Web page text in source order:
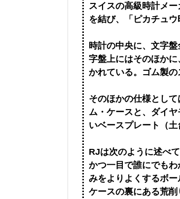
スイスの高級時計メ
を結び、「ピカチュウ
時計の中央に、文字
字盤上にはそのほか
かれている。ゴム製の
そのほかの仕様とし
ム・ケースと、ダイ
いベースプレート（土
RJは次のように述べ
かつ一目で誰にでも
みをよりよくするボー
ケースの裏にある荒